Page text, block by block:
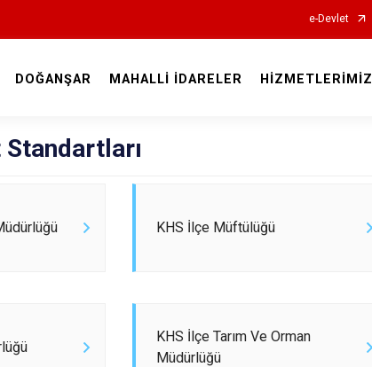
e-Devlet
DOĞANŞAR MAHALLİ İDARELER HİZMETLERİMİZ
KHS İlçe Müftülüğü
KHS İlçe Tarım Ve Orman
Müdürlüğü